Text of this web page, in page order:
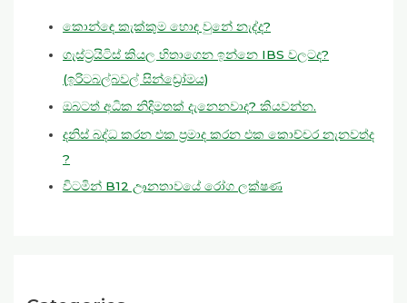
කොන්ඳෙ කැක්කුම හොඳ වුනේ නැද්ද?
ගැස්ට්‍රයිටිස් කියල හිතාගෙන ඉන්නෙ IBS වලටද?
(ඉරිටබල්බවල් සින්ඩ්‍රෝමය)
ඔබටත් අධික නිදිමතක් දැනෙනවාද? කියවන්න.
දනිස් බද්ධ කරන එක ප්‍රමාද කරන එක කොච්චර නැනවත්ද
?
විටමින් B12 ඌනතාවයේ රෝග ලක්ෂණ